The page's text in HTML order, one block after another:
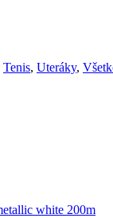
Tenis, Uteráky,